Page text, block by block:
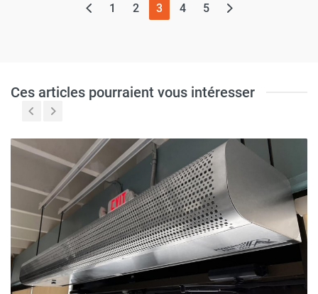
1 2 3(page actuelle)
4 5
Ces articles pourraient vous intéresser